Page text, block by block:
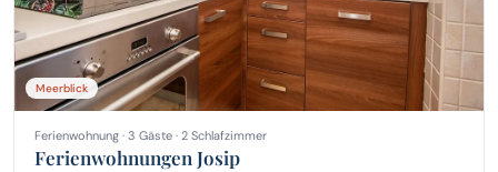
Meerblick
Ferienwohnung · 3 Gäste · 2 Schlafzimmer
Ferienwohnungen Josip